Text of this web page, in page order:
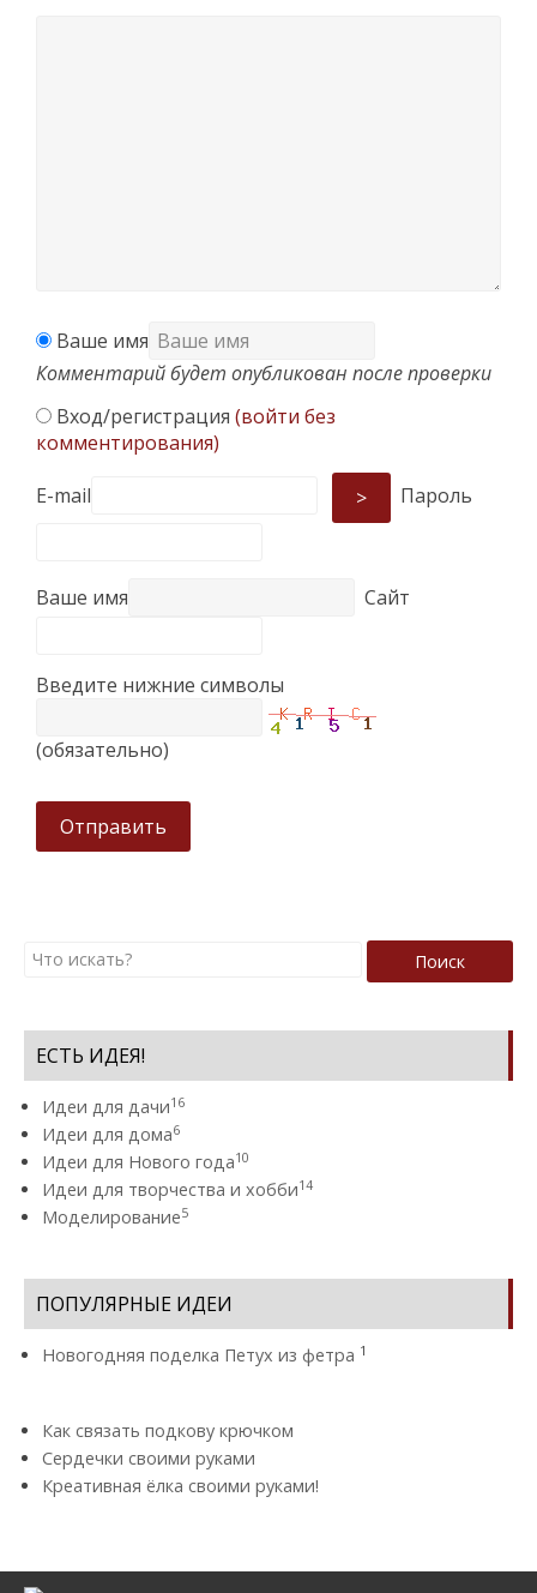
Ваше имя
Комментарий будет опубликован после проверки
Вход/регистрация (войти без
комментирования)
E-mail > Пароль
Ваше имя Сайт
Введите нижние символы
(обязательно)
Отправить
Поиск
ЕСТЬ ИДЕЯ!
Идеи для дачи16
Идеи для дома6
Идеи для Нового года10
Идеи для творчества и хобби14
Моделирование5
ПОПУЛЯРНЫЕ ИДЕИ
Новогодняя поделка Петух из фетра 1
Как связать подкову крючком
Сердечки своими руками
Креативная ёлка своими руками!